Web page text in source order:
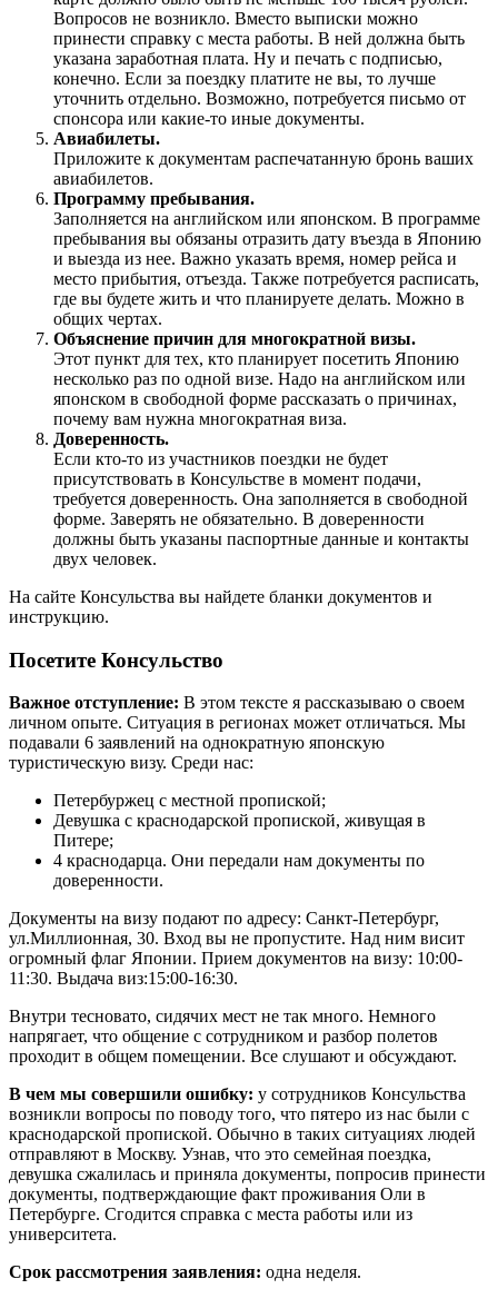
Вопросов не возникло. Вместо выписки можно
принести справку с места работы. В ней должна быть
указана заработная плата. Ну и печать с подписью,
конечно. Если за поездку платите не вы, то лучше
уточнить отдельно. Возможно, потребуется письмо от
спонсора или какие-то иные документы.
Авиабилеты.
Приложите к документам распечатанную бронь ваших
авиабилетов.
Программу пребывания.
Заполняется на английском или японском. В программе
пребывания вы обязаны отразить дату въезда в Японию
и выезда из нее. Важно указать время, номер рейса и
место прибытия, отъезда. Также потребуется расписать,
где вы будете жить и что планируете делать. Можно в
общих чертах.
Объяснение причин для многократной визы.
Этот пункт для тех, кто планирует посетить Японию
несколько раз по одной визе. Надо на английском или
японском в свободной форме рассказать о причинах,
почему вам нужна многократная виза.
Доверенность.
Если кто-то из участников поездки не будет
присутствовать в Консульстве в момент подачи,
требуется доверенность. Она заполняется в свободной
форме. Заверять не обязательно. В доверенности
должны быть указаны паспортные данные и контакты
двух человек.
На сайте Консульства вы найдете бланки документов и
инструкцию.
Посетите Консульство
Важное отступление: В этом тексте я рассказываю о своем
личном опыте. Ситуация в регионах может отличаться. Мы
подавали 6 заявлений на однократную японскую
туристическую визу. Среди нас:
Петербуржец с местной пропиской;
Девушка с краснодарской пропиской, живущая в
Питере;
4 краснодарца. Они передали нам документы по
доверенности.
Документы на визу подают по адресу: Санкт-Петербург,
ул.Миллионная, 30. Вход вы не пропустите. Над ним висит
огромный флаг Японии. Прием документов на визу: 10:00-
11:30. Выдача виз:15:00-16:30.
Внутри тесновато, сидячих мест не так много. Немного
напрягает, что общение с сотрудником и разбор полетов
проходит в общем помещении. Все слушают и обсуждают.
В чем мы совершили ошибку: у сотрудников Консульства
возникли вопросы по поводу того, что пятеро из нас были с
краснодарской пропиской. Обычно в таких ситуациях людей
отправляют в Москву. Узнав, что это семейная поездка,
девушка сжалилась и приняла документы, попросив принести
документы, подтверждающие факт проживания Оли в
Петербурге. Сгодится справка с места работы или из
университета.
Срок рассмотрения заявления: одна неделя.